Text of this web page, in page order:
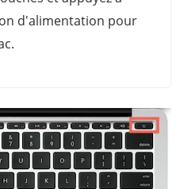
d'alimentation pour